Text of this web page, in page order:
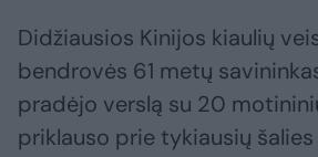
Didžiausios Kinijos kiaulių
bendrovės 61 metų
pradėjo verslą su 20
priklauso prie tykiausių